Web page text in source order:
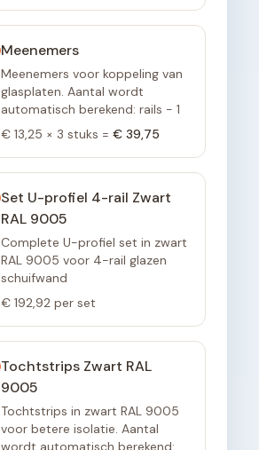
Meenemers
Meenemers voor koppeling van
glasplaten. Aantal wordt
automatisch berekend: rails - 1
€ 13,25 × 3 stuks = € 39,75
Set U-profiel 4-rail Zwart
RAL 9005
Complete U-profiel set in zwart
RAL 9005 voor 4-rail glazen
schuifwand
€ 192,92 per set
Tochtstrips Zwart RAL
9005
Tochtstrips in zwart RAL 9005
voor betere isolatie. Aantal
wordt automatisch berekend: